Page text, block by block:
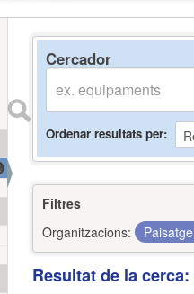
Cercador
Ordenar resultats per
Filtres
Organitzacions:
Resultat de la